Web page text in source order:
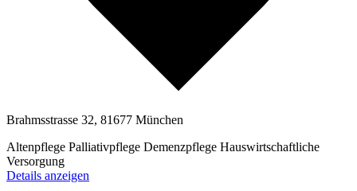
Brahmsstrasse 32, 81677 München
Altenpflege Palliativpflege Demenzpflege Hauswirtschaftliche
Versorgung
Details anzeigen